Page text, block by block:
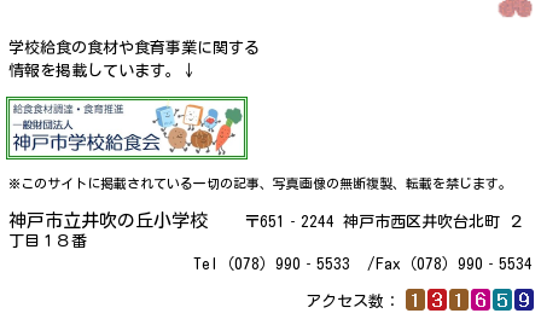
学校給食の食材や食育事業に関する
情報を掲載しています。↓
※このサイトに掲載されている一切の記事、写真画像の無断複製、転載を禁じます。
神戸市立井吹の丘小学校
〒651‐2244 神戸市西区井吹台北町 ２
丁目１８番
Tel（078）990‐5533 /Fax（078）990‐5534
アクセス数：